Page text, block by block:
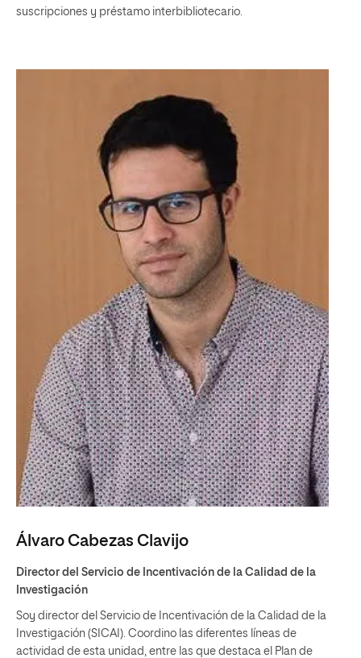
suscripciones y préstamo interbibliotecario.
Álvaro Cabezas Clavijo
Director del Servicio de Incentivación de la Calidad de la
Investigación
Soy director del Servicio de Incentivación de la Calidad de la
Investigación (SICAI). Coordino las diferentes líneas de
actividad de esta unidad, entre las que destaca el Plan de